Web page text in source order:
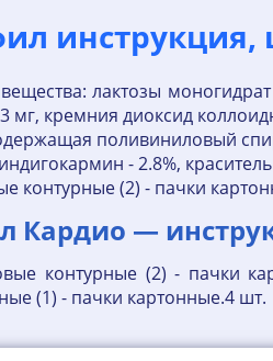
инструкция,
лактозы
мг, кремния диоксид
поливиниловый
- 2.8%,
контурные (2) - пачки
Кардио —
контурные (2) - пачки
(1) - пачки картонные.4 шт.